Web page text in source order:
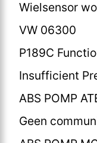
Wielsensor
VW 06300
P189C
Insufficient
ABS POMP
Geen